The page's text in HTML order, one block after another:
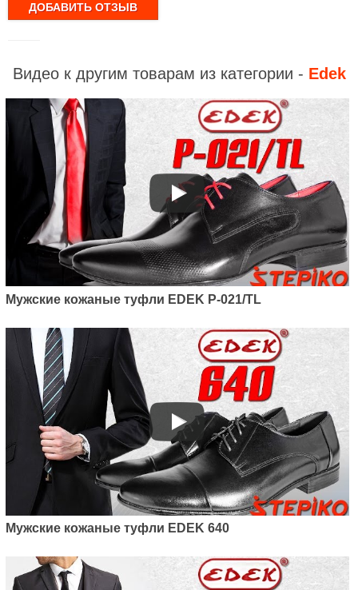
Видео к другим товарам из категории - Edek
Мужские кожаные туфли EDEK P-021/TL
Мужские кожаные туфли EDEK 640